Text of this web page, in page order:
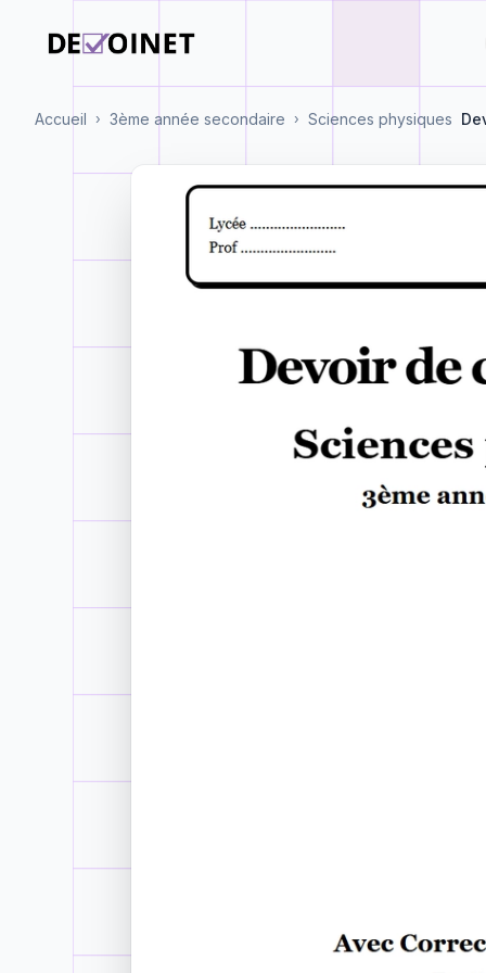
Accueil › 3ème année secondaire › Sciences physiques